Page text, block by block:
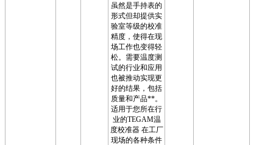
虽然是手持表的
形式但却提供实
验室等级的校准
精度，使得在现
场工作也变得轻
松。需要温度测
试的行业和应用
也被推动实现更
好的结果，包括
质量和产品**。
适用于您所在行
业的TEGAM温
度校准器 在工厂
现场的各种条件